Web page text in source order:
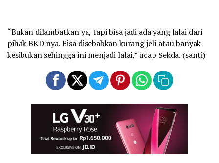
“Bukan dilambatkan ya, tapi bisa jadi ada yang lalai dari
pihak BKD nya. Bisa disebabkan kurang jeli atau banyak
kesibukan sehingga ini menjadi lalai,” ucap Sekda. (santi)